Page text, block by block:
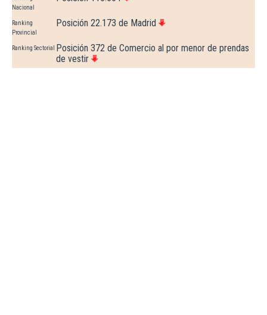
Nacional
Ranking
Provincial
Posición 22.173 de Madrid
Ranking Sectorial
Posición 372 de Comercio al por menor de prendas
de vestir